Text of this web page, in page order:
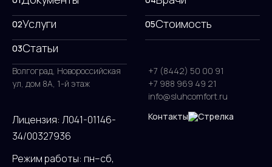
02Услуги
03Статьи
05Стоимость
Волгоград, Новороссийская
ул, дом 8А, 1-й этаж
+7 (8442) 50 00 91
+7 988 969 49 21
info@sluhcomfort.ru
Лицензия: Л041-01146-
34/00327936
Режим работы: пн–сб,
Контакты